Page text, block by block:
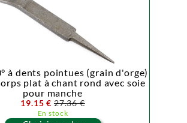
à dents pointues (grain d'orge)
plat à chant rond avec soie
pour manche
19.15 € 27.36 €
En stock